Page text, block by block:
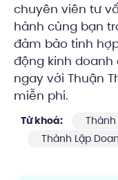
chuyên viên tư
hành cùng bạn
đảm bảo tính
động kinh doanh
ngay với Thuận
miễn phí.
Từ khoá:
Thành Lập